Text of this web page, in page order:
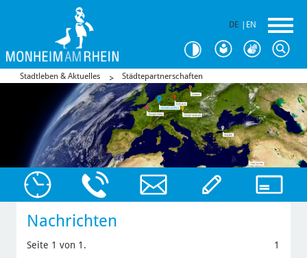
DE EN
Stadtleben & Aktuelles Städtepartnerschaften
Nachrichten
Seite 1 von 1. 1